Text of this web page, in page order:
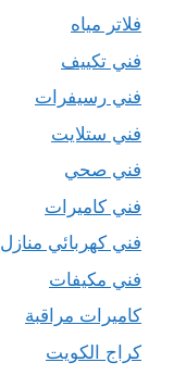
فلاتر مياه
فني تكييف
فني رسيفرات
فني ستلايت
فني صحي
فني كاميرات
فني كهربائي منازل
فني مكيفات
كاميرات مراقبة
كراج الكويت